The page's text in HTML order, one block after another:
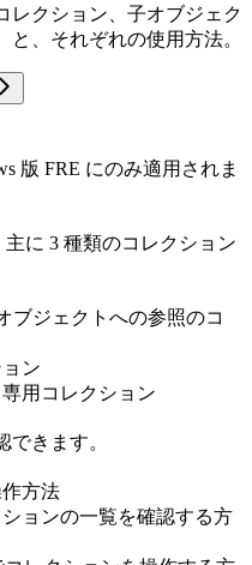
レクション、子オブジェク
と、それぞれの使用方法。
版 FRE にのみ適用されま
主に 3 種類のコレクション
ブジェクトへの参照のコ
ン
用コレクション
きます。
方法
ョンの一覧を確認する方